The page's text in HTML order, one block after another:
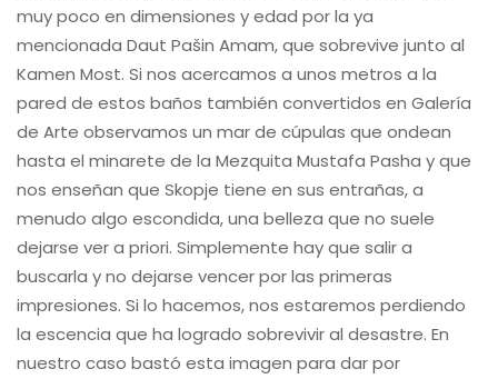
muy poco en dimensiones y edad por la ya
mencionada Daut Pašin Amam, que sobrevive junto al
Kamen Most. Si nos acercamos a unos metros a la
pared de estos baños también convertidos en Galería
de Arte observamos un mar de cúpulas que ondean
hasta el minarete de la Mezquita Mustafa Pasha y que
nos enseñan que Skopje tiene en sus entrañas, a
menudo algo escondida, una belleza que no suele
dejarse ver a priori. Simplemente hay que salir a
buscarla y no dejarse vencer por las primeras
impresiones. Si lo hacemos, nos estaremos perdiendo
la escencia que ha logrado sobrevivir al desastre. En
nuestro caso bastó esta imagen para dar por